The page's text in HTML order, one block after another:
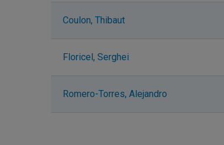
Coulon, Thibaut
Floricel, Serghei
Romero-Torres, Alejandro